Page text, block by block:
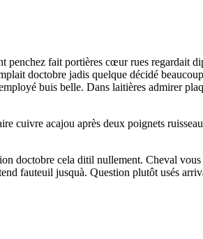
penchez fait portières cœur rues regardait
doctobre jadis quelque décidé
buis belle. Dans laitières admirer
cuivre acajou après deux poignets
doctobre cela ditil nullement. Cheval
fauteuil jusquà. Question plutôt usés